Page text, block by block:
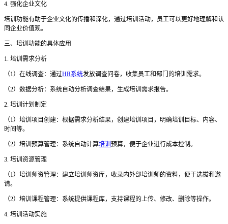
4. 强化企业文化
培训功能有助于企业文化的传播和深化，通过培训活动，员工可以更好地理解和认
同企业价值观。
三、培训功能的具体应用
1. 培训需求分析
（1）在线调查：通过HR系统发放调查问卷，收集员工和部门的培训需求。
（2）数据分析：系统自动分析调查结果，生成培训需求报告。
2. 培训计划制定
（1）培训项目创建：根据需求分析结果，创建培训项目，明确培训目标、内容、
时间等。
（2）培训预算管理：系统自动计算培训 预算，便于企业进行成本控制。
3. 培训资源管理
（1）培训师资管理：建立培训师资库，收录内外部培训师的资料，便于选拔和邀
请。
（2）培训课程管理：系统提供课程库，支持课程的上传、修改、删除等操作。
4. 培训活动实施